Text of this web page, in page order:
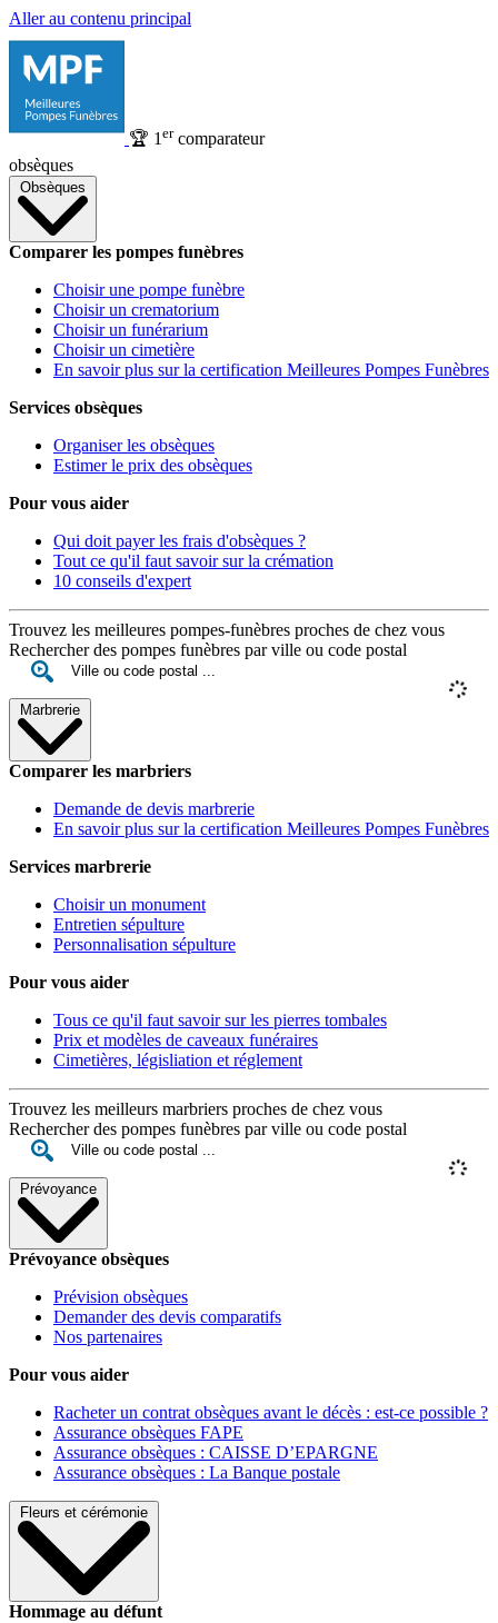
Aller au contenu principal
🏆 1 ercomparateur
obsèques
Obsèques
Comparer les pompes funèbres
Choisir une pompe funèbre
Choisir un crematorium
Choisir un funérarium
Choisir un cimetière
En savoir plus sur la certification Meilleures Pompes Funèbres
Services obsèques
Organiser les obsèques
Estimer le prix des obsèques
Pour vous aider
Qui doit payer les frais d'obsèques ?
Tout ce qu'il faut savoir sur la crémation
10 conseils d'expert
Trouvez les meilleures pompes-funèbres proches de chez vous
Rechercher des pompes funèbres par ville ou code postal
Marbrerie
Comparer les marbriers
Demande de devis marbrerie
En savoir plus sur la certification Meilleures Pompes Funèbres
Services marbrerie
Choisir un monument
Entretien sépulture
Personnalisation sépulture
Pour vous aider
Tous ce qu'il faut savoir sur les pierres tombales
Prix et modèles de caveaux funéraires
Cimetières, législiation et réglement
Trouvez les meilleurs marbriers proches de chez vous
Rechercher des pompes funèbres par ville ou code postal
Prévoyance
Prévoyance obsèques
Prévision obsèques
Demander des devis comparatifs
Nos partenaires
Pour vous aider
Racheter un contrat obsèques avant le décès : est-ce possible ?
Assurance obsèques FAPE
Assurance obsèques : CAISSE D’EPARGNE
Assurance obsèques : La Banque postale
Fleurs et cérémonie
Hommage au défunt